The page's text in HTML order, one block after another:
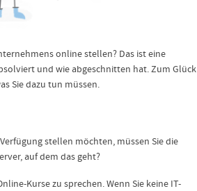
online stellen? Das ist eine
und wie abgeschnitten hat. Zum Glück
Sie dazu tun müssen.
stellen möchten, müssen Sie die
auf dem das geht?
Kurse zu sprechen. Wenn Sie keine IT-